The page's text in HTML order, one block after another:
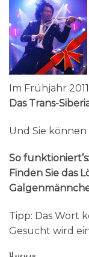
Im Frühjahr
Das Trans-
Und Sie
So
Finden Sie das
Tipp: Das Wort
Gesucht wird